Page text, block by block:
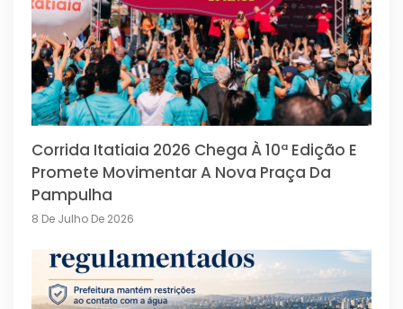
Corrida Itatiaia 2026 Chega À 10ª Edição E
Promete Movimentar A Nova Praça Da
Pampulha
8 De Julho De 2026